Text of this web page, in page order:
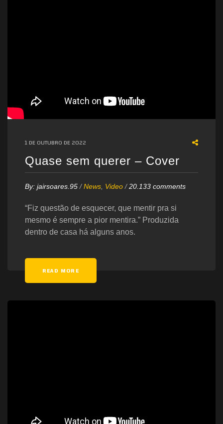
1 DE OUTUBRO DE 2022
Quase sem querer – Cover
By: jairsoares.95 /News Video /20.133 comments
“Fiz questão de esquecer, que mentir pra si
mesmo é sempre a pior mentira.” Produzida
dentro de casa há alguns anos.
READ MORE